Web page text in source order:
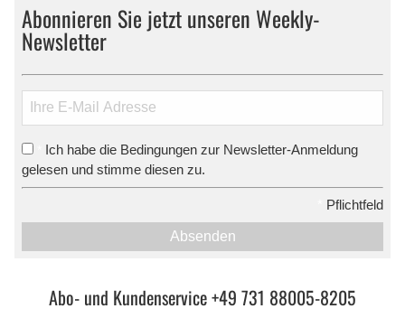
Abonnieren Sie jetzt unseren Weekly-
Newsletter
Ich habe die Bedingungen zur Newsletter-Anmeldung
gelesen und stimme diesen zu.
Pflichtfeld
Absenden
Abo- und Kundenservice +49 731 88005-8205